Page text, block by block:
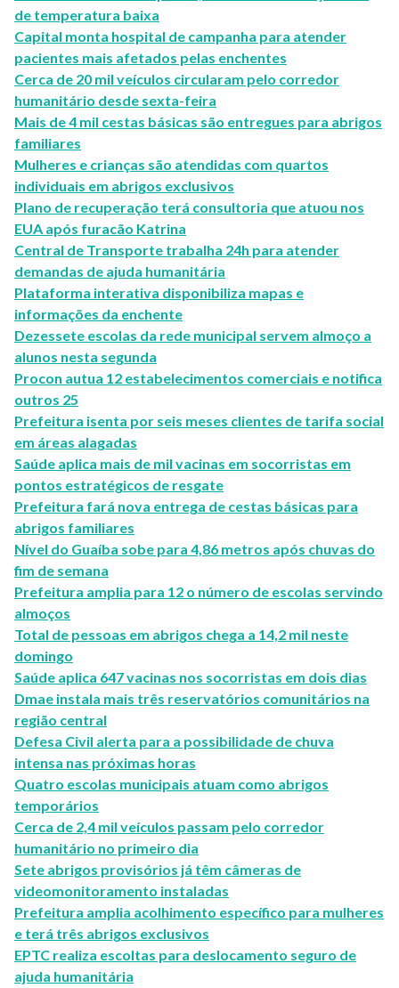
de temperatura baixa
Capital monta hospital de campanha para atender
pacientes mais afetados pelas enchentes
Cerca de 20 mil veículos circularam pelo corredor
humanitário desde sexta-feira
Mais de 4 mil cestas básicas são entregues para abrigos
familiares
Mulheres e crianças são atendidas com quartos
individuais em abrigos exclusivos
Plano de recuperação terá consultoria que atuou nos
EUA após furacão Katrina
Central de Transporte trabalha 24h para atender
demandas de ajuda humanitária
Plataforma interativa disponibiliza mapas e
informações da enchente
Dezessete escolas da rede municipal servem almoço a
alunos nesta segunda
Procon autua 12 estabelecimentos comerciais e notifica
outros 25
Prefeitura isenta por seis meses clientes de tarifa social
em áreas alagadas
Saúde aplica mais de mil vacinas em socorristas em
pontos estratégicos de resgate
Prefeitura fará nova entrega de cestas básicas para
abrigos familiares
Nível do Guaíba sobe para 4,86 metros após chuvas do
fim de semana
Prefeitura amplia para 12 o número de escolas servindo
almoços
Total de pessoas em abrigos chega a 14,2 mil neste
domingo
Saúde aplica 647 vacinas nos socorristas em dois dias
Dmae instala mais três reservatórios comunitários na
região central
Defesa Civil alerta para a possibilidade de chuva
intensa nas próximas horas
Quatro escolas municipais atuam como abrigos
temporários
Cerca de 2,4 mil veículos passam pelo corredor
humanitário no primeiro dia
Sete abrigos provisórios já têm câmeras de
videomonitoramento instaladas
Prefeitura amplia acolhimento específico para mulheres
e terá três abrigos exclusivos
EPTC realiza escoltas para deslocamento seguro de
ajuda humanitária